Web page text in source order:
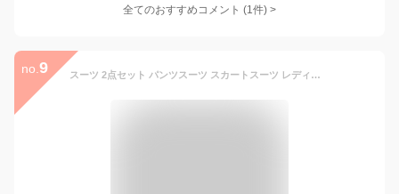
全てのおすすめコメント (1件) >
no. 9 スーツ 2点セット パンツスーツ スカートスーツ レディース 黒 テーラード ジャケット 洗える 就活 リクルート ビジネススーツ ストレッチ シワになりにくい 形態安定加工 面接 オールシーズン テーラードジャケット ロングパンツ スカート セットアップ 裏地付き 秋冬 春